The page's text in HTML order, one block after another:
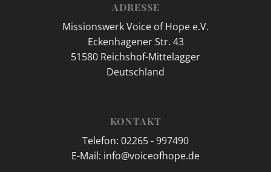
ADRESSE
Missionswerk Voice of Hope e.V.
Eckenhagener Str. 43
51580 Reichshof-Mittelagger
Deutschland
KONTAKT
Telefon: 02265 - 997490
E-Mail: info@voiceofhope.de